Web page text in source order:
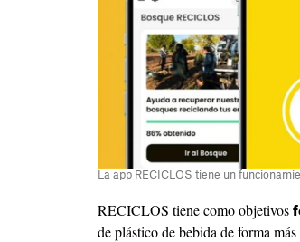
La app RECICLOS tiene un
RECICLOS tiene como objetivos
de plástico de bebida de forma